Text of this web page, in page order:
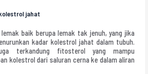
jahat
lemak baik berupa lemak tak jenuh, yang jika
kadar kolestrol jahat dalam tubuh.
terkandung fitosterol yang mampu
kolestrol dari saluran cerna ke dalam aliran